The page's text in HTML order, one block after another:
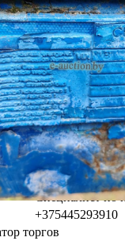
Синий
Бывшее в
диагностике,
выявление
строительное
"Каменецкая
Арест
торгов обязан до
торгов ( п.2.4.3
Специалист по
+375445293910
торгов